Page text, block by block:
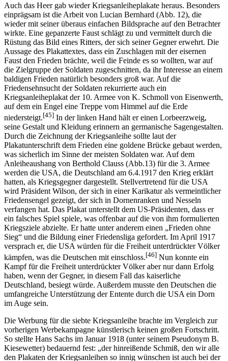
Auch das Heer gab wieder Kriegsanleiheplakate heraus. Besonders
einprägsam ist die Arbeit von Lucian Bernhard (Abb. 12), die
wieder mit seiner überaus einfachen Bildsprache auf den Betrachter
wirkte. Eine gepanzerte Faust schlägt zu und vermittelt durch die
Rüstung das Bild eines Ritters, der sich seiner Gegner erwehrt. Die
Aussage des Plakattextes, dass ein Zuschlagen mit der eisernen
Faust den Frieden brächte, weil die Feinde es so wollten, war auf
die Zielgruppe der Soldaten zugeschnitten, da ihr Interesse an einem
baldigen Frieden natürlich besonders groß war. Auf die
Friedensehnsucht der Soldaten rekurrierte auch ein
Kriegsanleiheplakat der 10. Armee von K. Schmoll von Eisenwerth,
auf dem ein Engel eine Treppe vom Himmel auf die Erde
niedersteigt.[45] In der linken Hand hält er einen Lorbeerzweig,
seine Gestalt und Kleidung erinnern an germanische Sagengestalten.
Durch die Zeichnung der Kriegsanleihe sollte laut der
Plakatunterschrift dem Frieden eine goldene Brücke gebaut werden,
was sicherlich im Sinne der meisten Soldaten war. Auf dem
Anleiheaushang von Berthold Clauss (Abb.13) für die 3. Armee
werden die USA, die Deutschland am 6.4.1917 den Krieg erklärt
hatten, als Kriegsgegner dargestellt. Stellvertretend für die USA
wird Präsident Wilson, der sich in einer Karikatur als vermeintlicher
Friedensengel gezeigt, der sich in Dornenranken und Nesseln
verfangen hat. Das Plakat unterstellt dem US-Präsidenten, dass er
ein falsches Spiel spiele, was offenbar auf die von ihm formulierten
Kriegsziele abzielte. Er hatte unter anderem einen „Frieden ohne
Sieg“ und die Bildung einer Friedensliga gefordert. Im April 1917
versprach er, die USA würden für die Freiheit unterdrückter Völker
kämpfen, was die Deutschen mit einschloss.[46] Nun konnte ein
Kampf für die Freiheit unterdrückter Völker aber nur dann Erfolg
haben, wenn der Gegner, in diesem Fall das kaiserliche
Deutschland, besiegt würde. Außerdem musste den Deutschen die
umfangreiche Unterstützung der Entente durch die USA ein Dorn
im Auge sein.
Die Werbung für die siebte Kriegsanleihe brachte im Vergleich zur
vorherigen Werbekampagne künstlerisch keinen großen Fortschritt.
So stellte Hans Sachs im Januar 1918 (unter seinem Pseudonym B.
Kiesewetter) bedauernd fest: „der hinreißende Schmiß, den wir alle
den Plakaten der Kriegsanleihen so innig wünschen ist auch bei der